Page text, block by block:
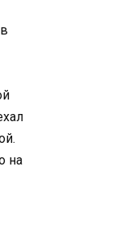
на